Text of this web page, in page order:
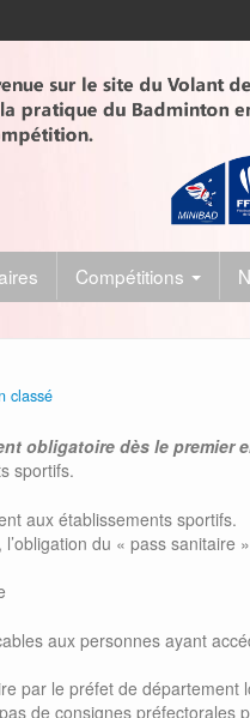
Compétitions
classé
obligatoire dès le premier
sportifs.
aux établissements sportifs.
du « pass sanitaire
aux personnes ayant
par le préfet de département
de consignes préfectorales